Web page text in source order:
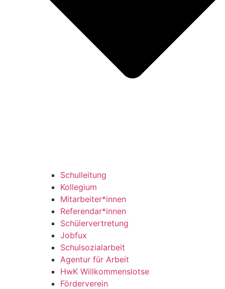
Schulleitung
Kollegium
Mitarbeiter*innen
Referendar*innen
Schülervertretung
Jobfux
Schulsozialarbeit
Agentur für Arbeit
HwK Willkommenslotse
Förderverein